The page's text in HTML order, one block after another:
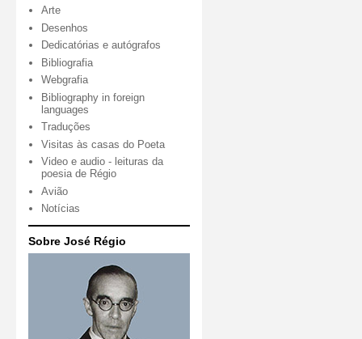
Arte
Desenhos
Dedicatórias e autógrafos
Bibliografia
Webgrafia
Bibliography in foreign
languages
Traduções
Visitas às casas do Poeta
Video e audio - leituras da
poesia de Régio
Avião
Notícias
Sobre José Régio